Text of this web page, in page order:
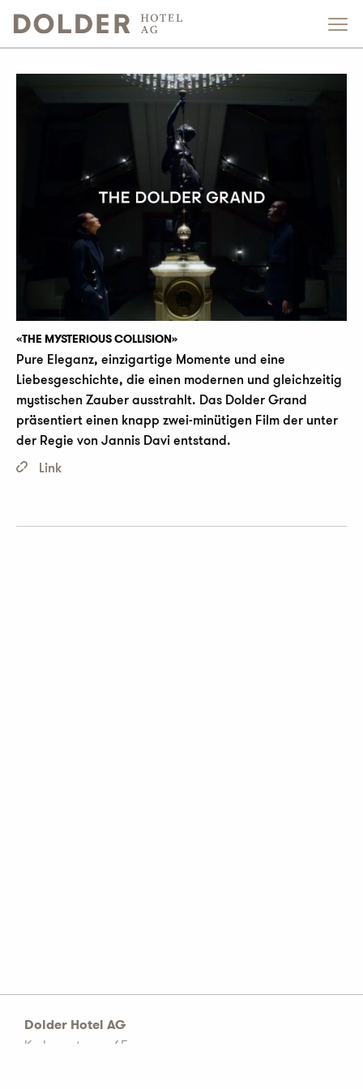
«THE MYSTERIOUS COLLISION»
Pure Eleganz, einzigartige Momente und eine
Liebesgeschichte, die einen modernen und gleichzeitig
mystischen Zauber ausstrahlt. Das Dolder Grand
präsentiert einen knapp zwei-minütigen Film der unter
der Regie von Jannis Davi entstand.
Link
Dolder Hotel AG
Kurhausstrasse 65